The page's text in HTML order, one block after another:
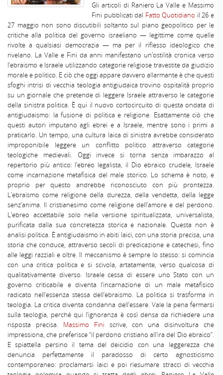
Gli articoli di Raniero La Valle e Massimo
Fini pubblicati dal Fatto Quotidiano il 26 e
27 maggio non sono discutibili soltanto sul piano geopolitico per le
critiche alla politica del governo israeliano — legittime come quelle
rivolte a qualsiasi democrazia — ma per il riflesso ideologico che
rivelano. La Valle e Fini da anni manifestano un’ostilità cronica verso
l’ebraismo e Israele utilizzando categorie religiose travestite da giudizio
morale e politico. E ciò che oggi appare davvero allarmante è che questi
sfoghi intrisi di vecchia teologia antigiudaica trovino ospitalità proprio
su un giornale che pretende di leggere Israele attraverso le categorie
della sinistra politica. È qui il nuovo cortocircuito di questa ondata di
antigiudaismo: la fusione di politica e religione. Esattamente ciò che
questi autori imputano agli ebrei e a Israele, mentre sono i primi a
praticarlo. Un tempo, una cultura laica di sinistra avrebbe considerato
improponibile leggere un conflitto politico attraverso categorie
teologiche medievali. Oggi invece si torna senza imbarazzo al
repertorio più antico: l’ebreo legalista, il Dio ebraico crudele, Israele
come incarnazione metafisica del male storico. Lo schema è noto, e
proprio per questo andrebbe riconosciuto con più prontezza.
L’ebraismo come religione della durezza, della vendetta, della legge
senz’anima. Il cristianesimo come religione dell’amore e del perdono.
L’ebreo accettabile solo nella versione spiritualizzata, universalista,
purificata dalla sua concretezza storica e nazionale. Questa non è
analisi politica. È antigiudaismo in abiti laici, con una storia precisa, una
storia che conduce, attraverso secoli di predicazione e catechesi, fino
alle leggi razziali e oltre. Il meccanismo è sempre lo stesso: si comincia
con una critica politica e si scivola, artatamente, verso qualcosa di
qualitativamente diverso. Israele cessa di essere uno Stato con un
governo criticabile e diventa l’incarnazione di un male metafisico
radicato nell’essenza stessa dell’ebraismo. La politica si trasforma in
teologia. La critica diventa condanna dell’essere. Vale la pena fermarsi
sulla teologia, perché qui l’ignoranza è così densa da richiedere una
risposta precisa. Massimo Fini scrive, con una disinvoltura che
impressiona, che preferisce “il perdono cristiano all’ira del Dio ebraico”.
E spiattella persino il tema del deicidio con una leggerezza che
denuncia perfettamente il paradosso di certo agnosticismo
contemporaneo: proclamarsi laici e poi riesumare stracci di vecchia